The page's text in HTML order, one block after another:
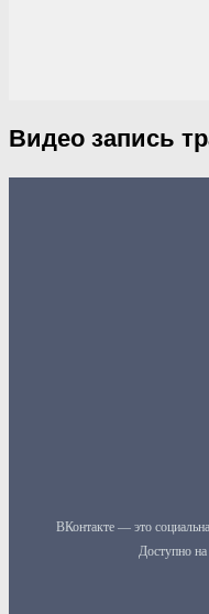
Видео запись